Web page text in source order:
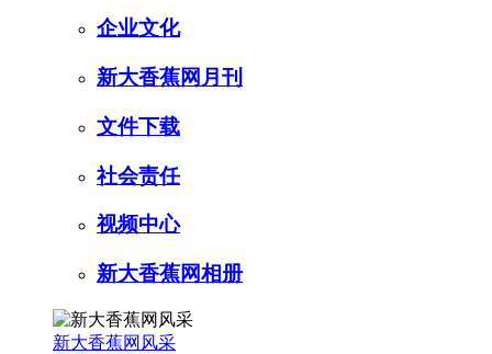
企业文化
新大香蕉网月刊
文件下载
社会责任
视频中心
新大香蕉网相册
新大香蕉网风采